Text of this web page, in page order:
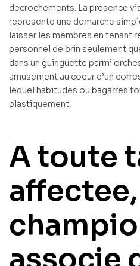
decrochements. La presence
represente une demarche
laisser les membres en tenant
personnel de brin seulement
dans un guinguette parmi
amusement au coeur d’un
lequel habitudes ou bagarres
plastiquement.
A toute